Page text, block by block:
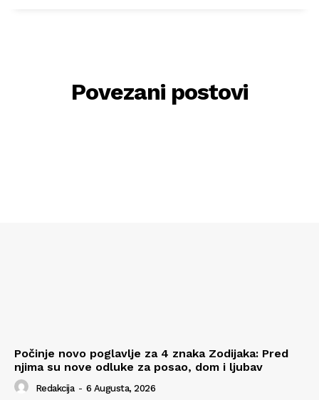
Povezani postovi
Počinje novo poglavlje za 4 znaka Zodijaka: Pred
njima su nove odluke za posao, dom i ljubav
Redakcija - 6 Augusta, 2026